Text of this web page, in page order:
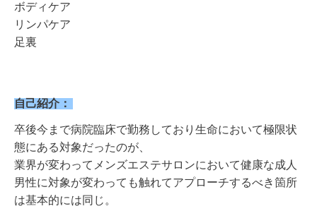
ボディケア
リンパケア
足裏
自己紹介：
卒後今まで病院臨床で勤務しており生命において極限状
態にある対象だったのが、
業界が変わってメンズエステサロンにおいて健康な成人
男性に対象が変わっても触れてアプローチするべき箇所
は基本的には同じ。